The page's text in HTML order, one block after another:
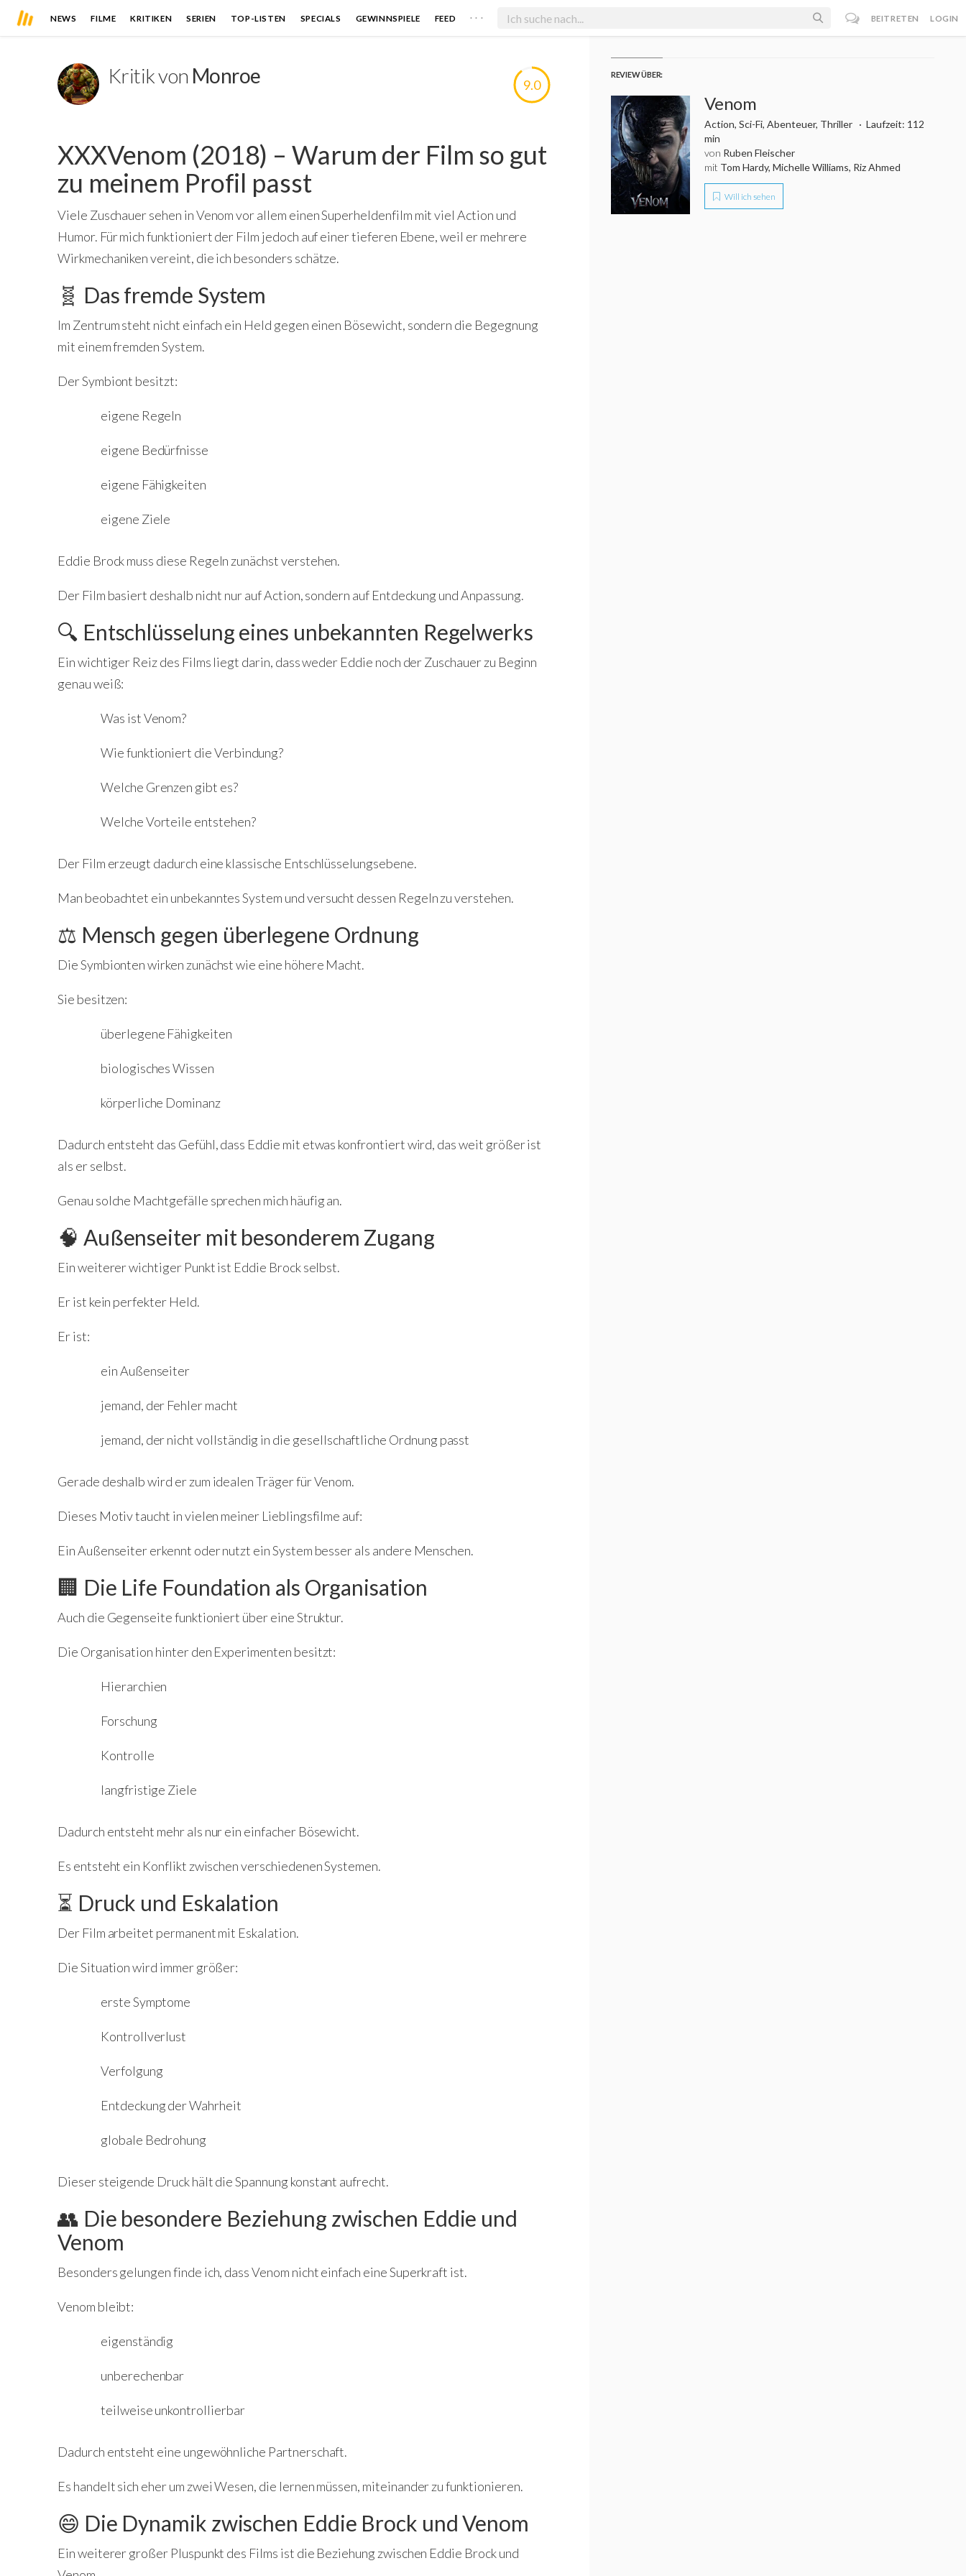
NEWS FILME KRITIKEN SERIEN TOP-LISTEN SPECIALS GEWINNSPIELE FEED . . . BEITRETEN LOGIN
Kritik von Monroe 9.0
XXXVenom (2018) – Warum der Film so gut
zu meinem Profil passt
Viele Zuschauer sehen in Venom vor allem einen Superheldenfilm mit viel Action und
Humor. Für mich funktioniert der Film jedoch auf einer tieferen Ebene, weil er mehrere
Wirkmechaniken vereint, die ich besonders schätze.
🧬 Das fremde System
Im Zentrum steht nicht einfach ein Held gegen einen Bösewicht, sondern die Begegnung
mit einem fremden System.
Der Symbiont besitzt:
eigene Regeln
eigene Bedürfnisse
eigene Fähigkeiten
eigene Ziele
Eddie Brock muss diese Regeln zunächst verstehen.
Der Film basiert deshalb nicht nur auf Action, sondern auf Entdeckung und Anpassung.
🔍 Entschlüsselung eines unbekannten Regelwerks
Ein wichtiger Reiz des Films liegt darin, dass weder Eddie noch der Zuschauer zu Beginn
genau weiß:
Was ist Venom?
Wie funktioniert die Verbindung?
Welche Grenzen gibt es?
Welche Vorteile entstehen?
Der Film erzeugt dadurch eine klassische Entschlüsselungsebene.
Man beobachtet ein unbekanntes System und versucht dessen Regeln zu verstehen.
⚖️ Mensch gegen überlegene Ordnung
Die Symbionten wirken zunächst wie eine höhere Macht.
Sie besitzen:
überlegene Fähigkeiten
biologisches Wissen
körperliche Dominanz
Dadurch entsteht das Gefühl, dass Eddie mit etwas konfrontiert wird, das weit größer ist
als er selbst.
Genau solche Machtgefälle sprechen mich häufig an.
🧠 Außenseiter mit besonderem Zugang
Ein weiterer wichtiger Punkt ist Eddie Brock selbst.
Er ist kein perfekter Held.
Er ist:
ein Außenseiter
jemand, der Fehler macht
jemand, der nicht vollständig in die gesellschaftliche Ordnung passt
Gerade deshalb wird er zum idealen Träger für Venom.
Dieses Motiv taucht in vielen meiner Lieblingsfilme auf:
Ein Außenseiter erkennt oder nutzt ein System besser als andere Menschen.
🏢 Die Life Foundation als Organisation
Auch die Gegenseite funktioniert über eine Struktur.
Die Organisation hinter den Experimenten besitzt:
Hierarchien
Forschung
Kontrolle
langfristige Ziele
Dadurch entsteht mehr als nur ein einfacher Bösewicht.
Es entsteht ein Konflikt zwischen verschiedenen Systemen.
⏳ Druck und Eskalation
Der Film arbeitet permanent mit Eskalation.
Die Situation wird immer größer:
erste Symptome
Kontrollverlust
Verfolgung
Entdeckung der Wahrheit
globale Bedrohung
Dieser steigende Druck hält die Spannung konstant aufrecht.
👥 Die besondere Beziehung zwischen Eddie und
Venom
Besonders gelungen finde ich, dass Venom nicht einfach eine Superkraft ist.
Venom bleibt:
eigenständig
unberechenbar
teilweise unkontrollierbar
Dadurch entsteht eine ungewöhnliche Partnerschaft.
Es handelt sich eher um zwei Wesen, die lernen müssen, miteinander zu funktionieren.
😄 Die Dynamik zwischen Eddie Brock und Venom
Ein weiterer großer Pluspunkt des Films ist die Beziehung zwischen Eddie Brock und
REVIEW ÜBER:
Venom
Action, Sci-Fi, Abenteuer, Thriller
Laufzeit: 112
min
von Ruben Fleischer
mit Tom Hardy, Michelle Williams, Riz Ahmed
Will ich sehen